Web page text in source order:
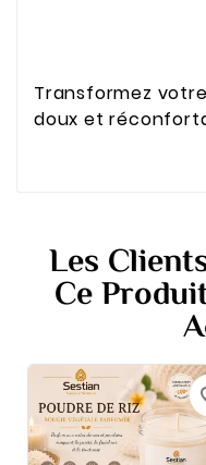
Transformez
doux et
Les
Ce